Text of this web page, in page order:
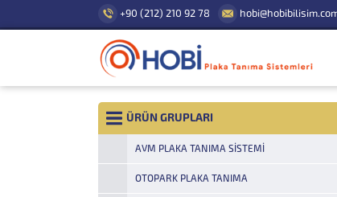
+90 (212) 210 92 78
ÜRÜN GRUPLARI
AVM PLAKA TANIMA SISTEMI
OTOPARK PLAKA TANIMA